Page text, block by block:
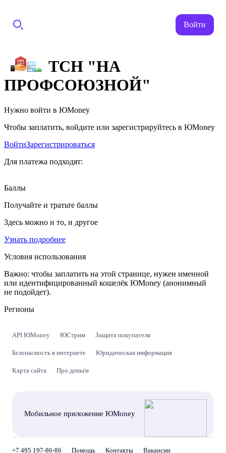
Войти
ТСН "НА
ПРОФСОЮЗНОЙ"
Нужно войти в ЮMoney
Чтобы заплатить, войдите или зарегистрируйтесь в ЮMoney
ВойтиЗарегистрироваться
Для платежа подходят:
Баллы
Получайте и тратьте баллы
Здесь можно и то, и другое
Узнать подробнее
Условия использования
Важно: чтобы заплатить на этой странице, нужен именной
или идентифицированный кошелёк ЮMoney (анонимный
не подойдет).
Регионы
API ЮMoney ЮСтрим Защита покупателя
Безопасность в интернете Юридическая информация
Карта сайта Про деньги
Мобильное приложение ЮMoney
+7 495 197-86-86 Помощь Контакты Вакансии